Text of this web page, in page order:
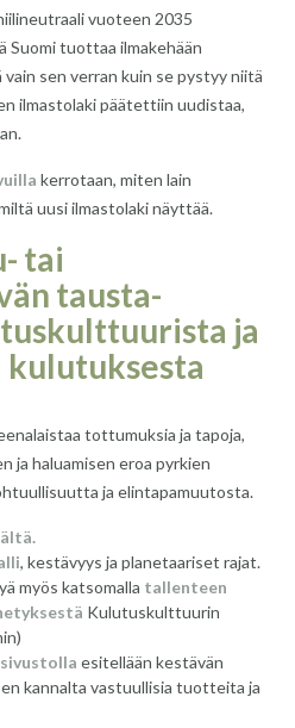
vuoteen 2035
Suomi tuottaa ilmakehään
sen verran kuin se pystyy niitä
ilmastolaki päätettiin uudistaa,
kerrotaan, miten lain
uusi ilmastolaki näyttää.
tai
tausta-
ja
tottumuksia ja tapoja,
ja haluamisen eroa pyrkien
ja elintapamuutosta.
, kestävyys ja planetaariset rajat.
myös katsomalla tallenteen
Kulutuskulttuurin
esitellään kestävän
kannalta vastuullisia tuotteita ja